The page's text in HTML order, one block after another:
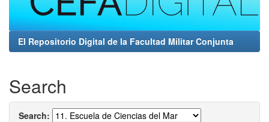
El Repositorio Digital de la Facultad Militar Conjunta
Search
Search: